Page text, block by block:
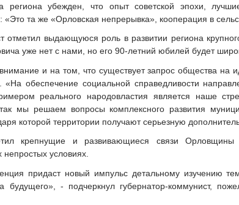
региона убежден, что опыт советской эпохи,
та же «Орловская непрерывка», кооперация в
отметил выдающуюся роль в развитии региона
уже нет с нами, но его 90-летний юбилей будет
и на том, что существует запрос общества на
«На обеспечение социальной справедливости
реального народовластия является наше
мы решаем вопросы комплексного развития
которой территории получают серьезную
крепнущие и развивающиеся связи Орловщины
условиях.
придаст новый импульс детальному изучению
будущего», - подчеркнул губернатор-коммунист,